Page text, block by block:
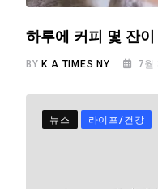
하루에 커피 몇 잔
BYK.A TIMES NY 7월
뉴스 라이프/건강